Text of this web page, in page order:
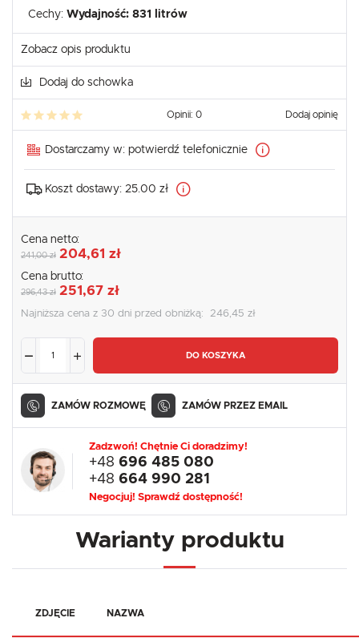
Cechy: Wydajność: 831 litrów
Zobacz opis produktu
Dodaj do schowka
Opinii: 0 Dodaj opinię
Dostarczamy w: potwierdź telefonicznie
Koszt dostawy: 25.00 zł
Cena netto:
241,00 zł 204,61 zł
Cena brutto:
296,43 zł 251,67 zł
Najniższa cena z 30 dni przed obniżką: 246,45 zł
DO KOSZYKA
ZAMÓW ROZMOWĘ ZAMÓW PRZEZ EMAIL
Zadzwoń! Chętnie Ci doradzimy!
+48 696 485 080
+48 664 990 281
Negocjuj! Sprawdź dostępność!
Warianty produktu
ZDJĘCIE NAZWA